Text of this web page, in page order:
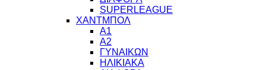
SUPERLEAGUE
ΧΑΝΤΜΠΟΛ
Α1
Α2
ΓΥΝΑΙΚΩΝ
ΗΛΙΚΙΑΚΑ